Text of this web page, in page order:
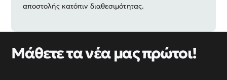
αποστολής κατόπιν διαθεσιμότητας.
Μάθετε τα νέα μας πρώτοι!